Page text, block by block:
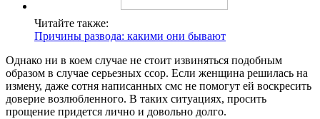
Читайте также:
Причины развода: какими они бывают
Однако ни в коем случае не стоит извиняться подобным
образом в случае серьезных ссор. Если женщина решилась на
измену, даже сотня написанных смс не помогут ей воскресить
доверие возлюбленного. В таких ситуациях, просить
прощение придется лично и довольно долго.